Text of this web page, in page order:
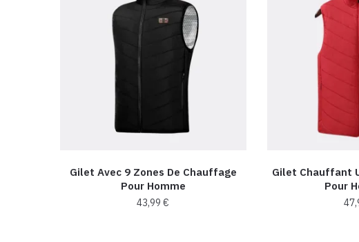
Gilet Avec 9 Zones De Chauffage
Pour Homme
43,99€
Gilet Chauffant
Pour